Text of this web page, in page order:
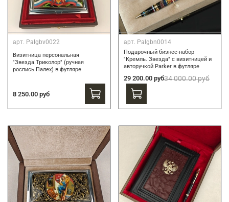
арт. Palgbv0022
Визитница персональная
"Звезда.Триколор" (ручная
роспись Палех) в футляре
8 250.00 руб
арт. Palgbn0014
Подарочный бизнес-набор
"Кремль. Звезда" с визитницей и
авторучкой Parker в футляре
29 200.00 руб34 000.00 руб